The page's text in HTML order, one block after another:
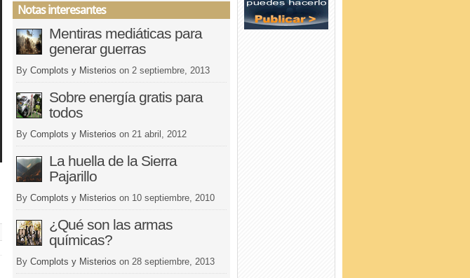
Notas interesantes
Mentiras mediáticas para
generar guerras
By Complots y Misterios on 2 septiembre, 2013
Sobre energía gratis para
todos
By Complots y Misterios on 21 abril, 2012
La huella de la Sierra
Pajarillo
By Complots y Misterios on 10 septiembre, 2010
¿Qué son las armas
químicas?
By Complots y Misterios on 28 septiembre, 2013